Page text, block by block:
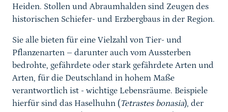
Heiden. Stollen und Abraumhalden sind Zeugen des
historischen Schiefer- und Erzbergbaus in der Region.
Sie alle bieten für eine Vielzahl von Tier- und
Pflanzenarten – darunter auch vom Aussterben
bedrohte, gefährdete oder stark gefährdete Arten und
Arten, für die Deutschland in hohem Maße
verantwortlich ist - wichtige Lebensräume. Beispiele
hierfür sind das Haselhuhn ( Tetrastes bonasia), der